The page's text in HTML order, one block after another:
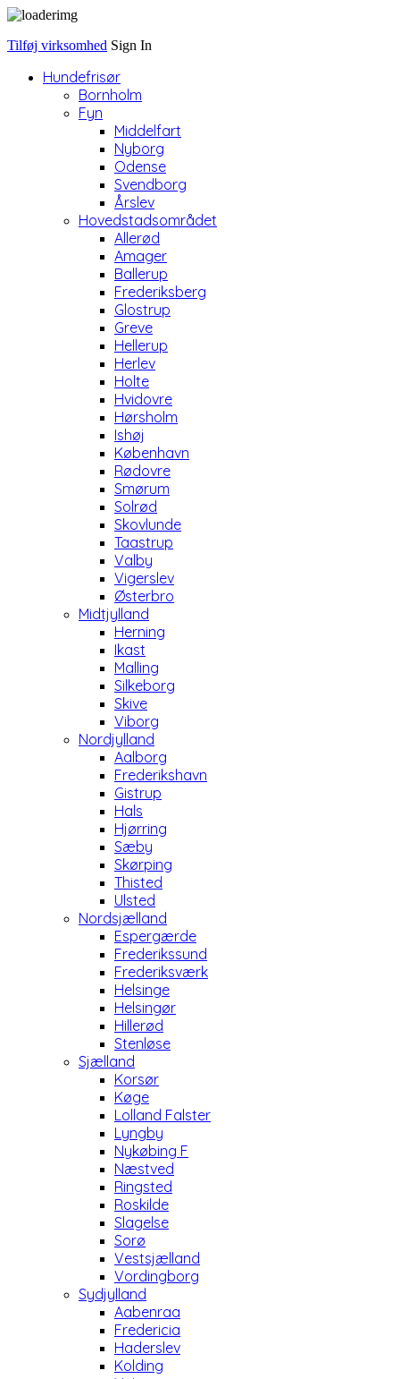
Tilføj virksomhed Sign In
Hundefrisør
Bornholm
Fyn
Middelfart
Nyborg
Odense
Svendborg
Årslev
Hovedstadsområdet
Allerød
Amager
Ballerup
Frederiksberg
Glostrup
Greve
Hellerup
Herlev
Holte
Hvidovre
Hørsholm
Ishøj
København
Rødovre
Smørum
Solrød
Skovlunde
Taastrup
Valby
Vigerslev
Østerbro
Midtjylland
Herning
Ikast
Malling
Silkeborg
Skive
Viborg
Nordjylland
Aalborg
Frederikshavn
Gistrup
Hals
Hjørring
Sæby
Skørping
Thisted
Ulsted
Nordsjælland
Espergærde
Frederikssund
Frederiksværk
Helsinge
Helsingør
Hillerød
Stenløse
Sjælland
Korsør
Køge
Lolland Falster
Lyngby
Nykøbing F
Næstved
Ringsted
Roskilde
Slagelse
Sorø
Vestsjælland
Vordingborg
Sydjylland
Aabenraa
Fredericia
Haderslev
Kolding